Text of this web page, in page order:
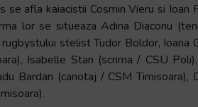
afla kaiacistii Cosmin Vieru si Ioan
lor se situeaza Adina Diaconu
stelist Tudor Boldor, Ioana
Isabelle Stan (scrima / CSU
Bardan (canotaj / CSM Timisoara),